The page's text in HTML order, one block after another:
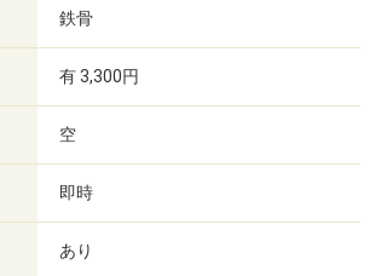
鉄骨
有 3,300円
空
即時
あり